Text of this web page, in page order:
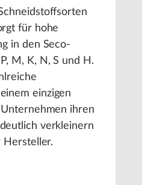
für hohe
in den Seco-
M, K, N, S und H.
einzigen
Unternehmen ihren
verkleinern
Hersteller.